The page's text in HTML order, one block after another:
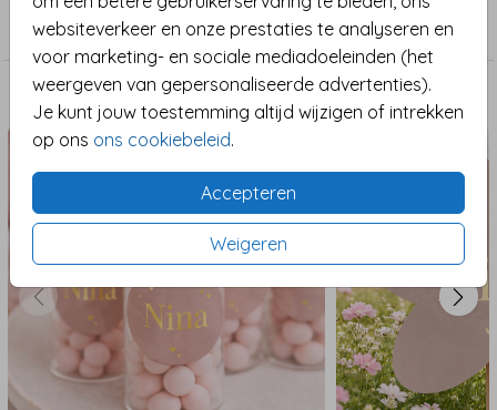
websiteverkeer en onze prestaties te analyseren en
voor marketing- en sociale mediadoeleinden (het
weergeven van gepersonaliseerde advertenties).
Je kunt jouw toestemming altijd wijzigen of intrekken
op ons ons cookiebeleid.
Accepteren
Weigeren
Geboortekaart
Maak het compleet